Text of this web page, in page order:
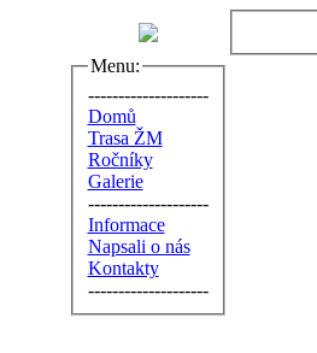
Menu:
--------------------
Domů
Trasa ŽM
Ročníky
Galerie
--------------------
Informace
Napsali o nás
Kontakty
--------------------